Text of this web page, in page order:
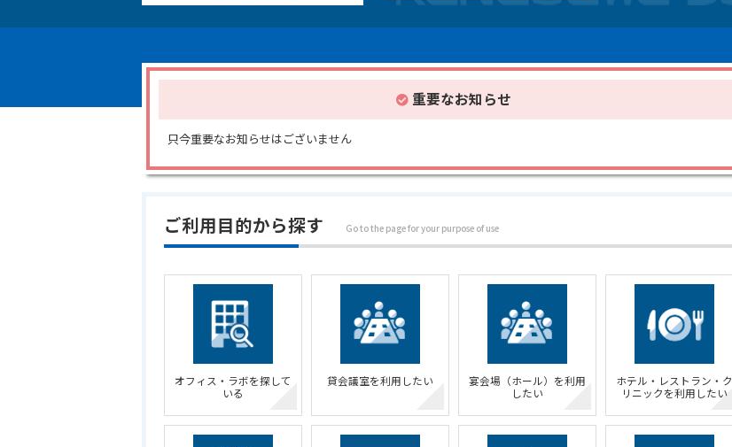
重要なお知らせ
只今重要なお知らせはございません
ご利用目的から探す Go to the page for your purpose of use
オフィス・ラボを探して
いる
貸会議室を利用したい
宴会場（ホール）を利用
したい
ホテル・レストラン・ク
リニックを利用したい